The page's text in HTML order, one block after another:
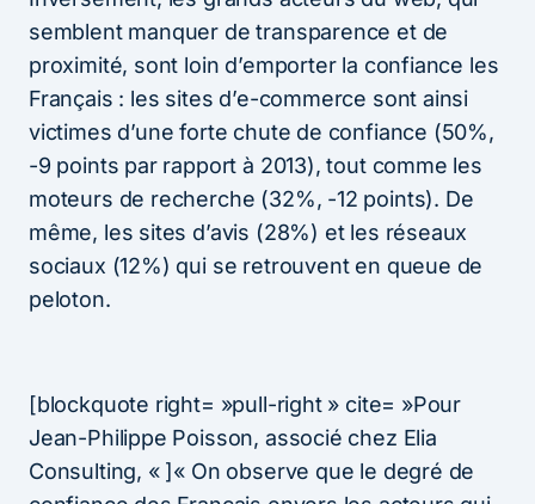
semblent manquer de transparence et de
proximité, sont loin d’emporter la confiance les
Français : les sites d’e-commerce sont ainsi
victimes d’une forte chute de confiance (50%,
-9 points par rapport à 2013), tout comme les
moteurs de recherche (32%, -12 points). De
même, les sites d’avis (28%) et les réseaux
sociaux (12%) qui se retrouvent en queue de
peloton.
[blockquote right= »pull-right » cite= »Pour
Jean-Philippe Poisson, associé chez Elia
Consulting, « ]« On observe que le degré de